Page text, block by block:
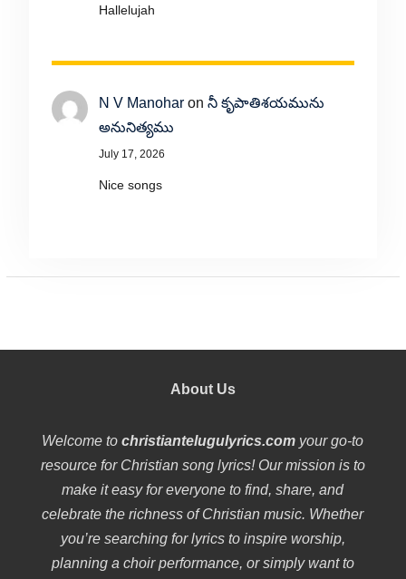
Hallelujah
N V Manoharon నీ కృపాతిశయమును
అనునిత్యము
July 17, 2026
Nice songs
About Us
Welcome tochristiantelugulyrics.com your go-to
resource for Christian song lyrics! Our mission is to
make it easy for everyone to find, share, and
celebrate the richness of Christian music. Whether
you’re searching for lyrics to inspire worship,
planning a choir performance, or simply want to